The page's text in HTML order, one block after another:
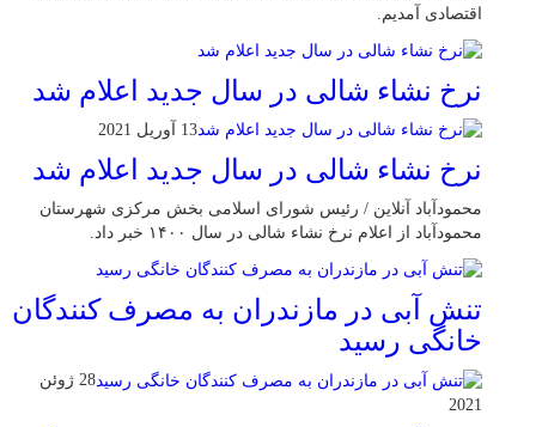
اقتصادی آمدیم.
نرخ نشاء شالی در سال جدید اعلام شد
13 آوریل 2021
نرخ نشاء شالی در سال جدید اعلام شد
محمودآباد آنلاین / رئیس شورای اسلامی بخش مرکزی شهرستان
محمودآباد از اعلام نرخ نشاء شالی در سال ۱۴۰۰ خبر داد.
تنش آبی در مازندران به مصرف كنندگان
خانگی رسيد
28 ژوئن
2021